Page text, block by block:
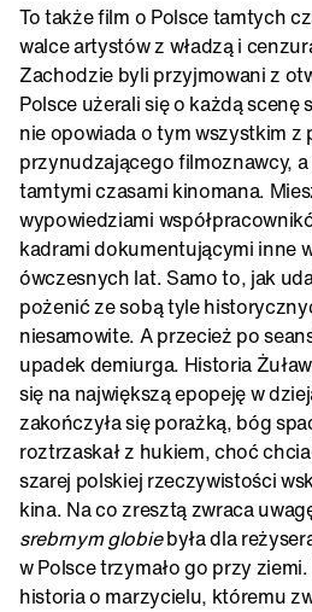
To także film o Polsce tamtych
walce artystów z władzą i
Zachodzie byli przyjmowani z
Polsce użerali się o każdą
nie opowiada o tym wszystkim z
przynudzającego filmoznawcy,
tamtymi czasami kinomana.
wypowiedziami
kadrami dokumentującymi inne
ówczesnych lat. Samo to, jak
pożenić ze sobą tyle
niesamowite. A przecież po
upadek demiurga. Historia
się na największą epopeję w
zakończyła się porażką, bóg
roztrzaskał z hukiem, choć
szarej polskiej rzeczywistości
kina. Na co zresztą zwraca
srebrnym globiebyła dla
w Polsce trzymało go przy
historia o marzycielu, któremu